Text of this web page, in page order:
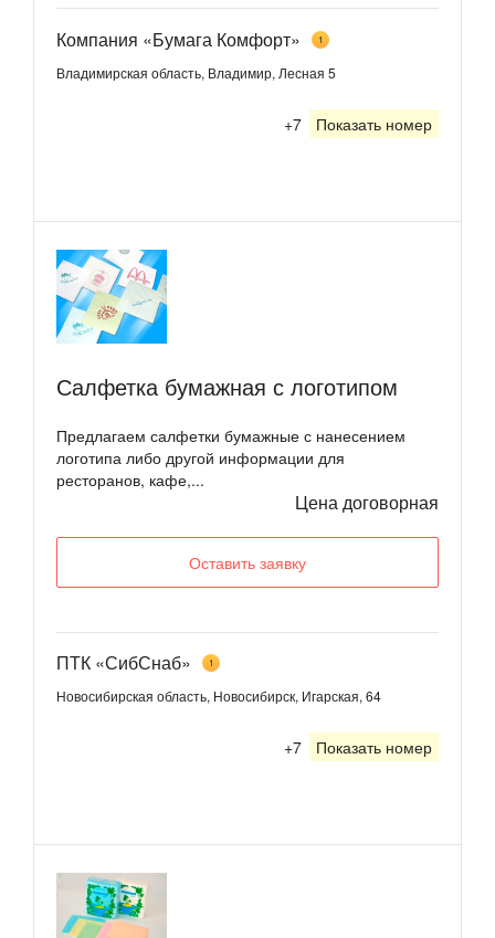
Компания «Бумага Комфорт» 1
Владимирская область, Владимир, Лесная 5
+7 Показать номер
Салфетка бумажная с логотипом
Предлагаем салфетки бумажные с нанесением
логотипа либо другой информации для
ресторанов, кафе,...
Цена договорная
Оставить заявку
ПТК «СибСнаб» 1
Новосибирская область, Новосибирск, Игарская, 64
+7 Показать номер